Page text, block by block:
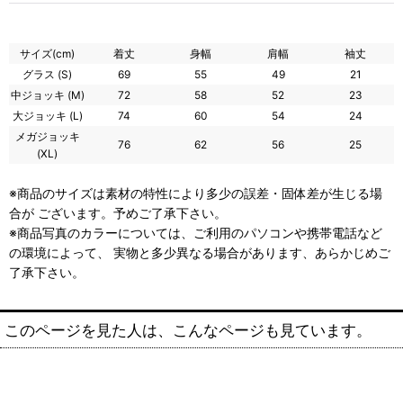
サイズ(cm) 着丈 身幅 肩幅
袖丈
グラス (S)
69 55 49
21
中ジョッキ (M)
72 58 52
23
大ジョッキ (L)
74 60 54
24
メガジョッキ
(XL)
76 62 56 25
※商品のサイズは素材の特性により多少の誤差・固体差が生じる場
合が ございます。予めご了承下さい。
※商品写真のカラーについては、ご利用のパソコンや携帯電話など
の環境によって、 実物と多少異なる場合があります、あらかじめご
了承下さい。
このページを見た人は、こんなページも見ています。